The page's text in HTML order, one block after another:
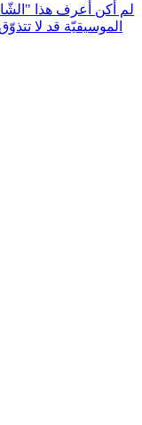
لم أكن أعرف هذا
الموسيقيّة قد لا